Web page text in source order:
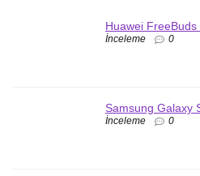
Huawei
İnceleme 0
Samsung Galaxy
İnceleme 0